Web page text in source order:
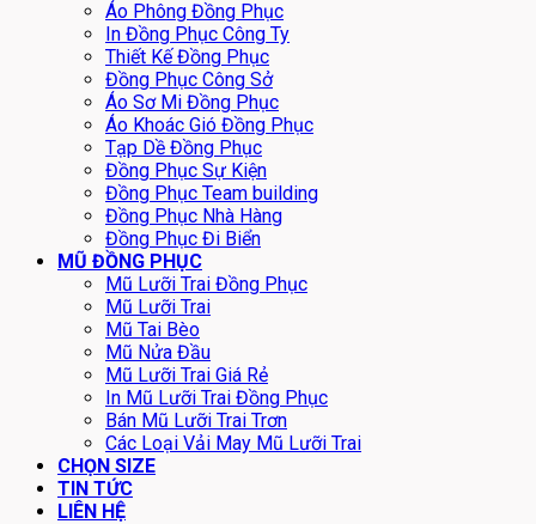
Áo Phông Đồng Phục
In Đồng Phục Công Ty
Thiết Kế Đồng Phục
Đồng Phục Công Sở
Áo Sơ Mi Đồng Phục
Áo Khoác Gió Đồng Phục
Tạp Dề Đồng Phục
Đồng Phục Sự Kiện
Đồng Phục Team building
Đồng Phục Nhà Hàng
Đồng Phục Đi Biển
MŨ ĐỒNG PHỤC
Mũ Lưỡi Trai Đồng Phục
Mũ Lưỡi Trai
Mũ Tai Bèo
Mũ Nửa Đầu
Mũ Lưỡi Trai Giá Rẻ
In Mũ Lưỡi Trai Đồng Phục
Bán Mũ Lưỡi Trai Trơn
Các Loại Vải May Mũ Lưỡi Trai
CHỌN SIZE
TIN TỨC
LIÊN HỆ